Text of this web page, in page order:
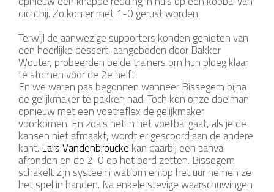
dichtbij. Zo kon er met 1-0 gerust worden.
Terwijl de aanwezige supporters konden genieten van
een heerlijke dessert, aangeboden door Bakker
Wouter, probeerden beide trainers om hun ploeg klaar
te stomen voor de 2e helft.
En we waren pas begonnen wanneer Bissegem bijna
de gelijkmaker te pakken had. Toch kon onze doelman
opnieuw met een voetreflex de gelijkmaker
voorkomen. En zoals het in het voetbal gaat, als je de
kansen niet afmaakt, wordt er gescoord aan de andere
kant. Lars Vandenbroucke kan daarbij een aanval
afronden en de 2-0 op het bord zetten. Bissegem
schakelt zijn systeem wat om en op het uur nemen ze
het spel in handen. Na enkele stevige waarschuwingen